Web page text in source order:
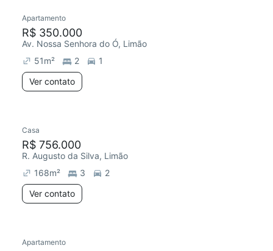
Apartamento
R$ 350.000
Av. Nossa Senhora do Ó, Limão
51m² 2
1
Ver contato
Casa
R$ 756.000
R. Augusto da Silva, Limão
168m² 3
2
Ver contato
Apartamento